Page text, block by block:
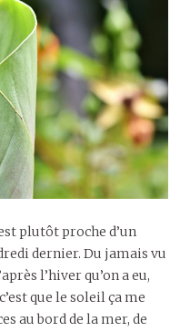
plutôt proche d’un
dernier. Du jamais vu
l’hiver qu’on a eu,
que le soleil ça me
au bord de la mer, de